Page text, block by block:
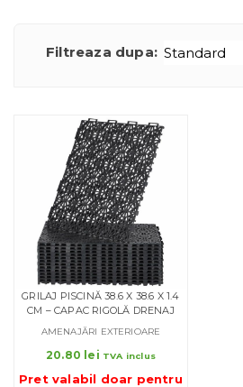
Filtreaza dupa:
GRILAJ PISCINĂ 38.6 X 38.6 X 1.4
CM – CAPAC RIGOLĂ DRENAJ
AMENAJĂRI EXTERIOARE
20.80 lei TVA inclus
Pret valabil doar pentru